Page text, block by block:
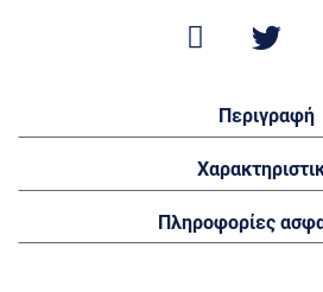
Περιγραφή
Πληροφορίες